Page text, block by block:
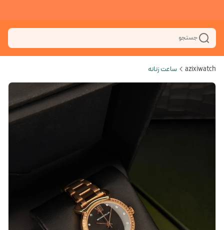
جستجو
azixiwatch ساعت زنانه